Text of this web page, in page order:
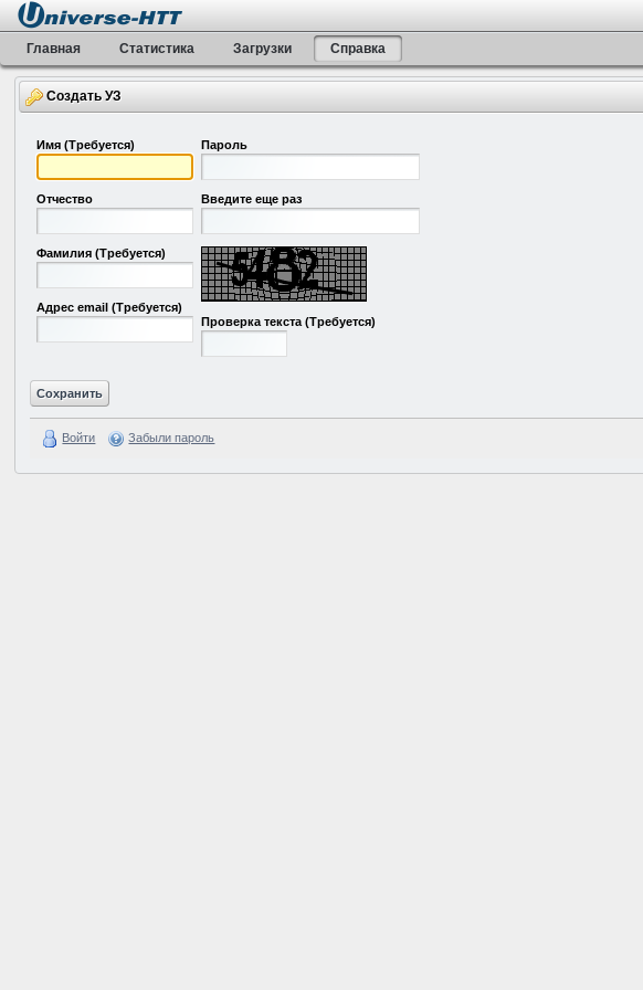
Главная Статистика Загрузки Справка
Создать УЗ
Имя (Требуется)
Отчество
Фамилия (Требуется)
Адрес email (Требуется)
Пароль
Введите еще раз
Проверка текста (Требуется)
Войти Забыли пароль